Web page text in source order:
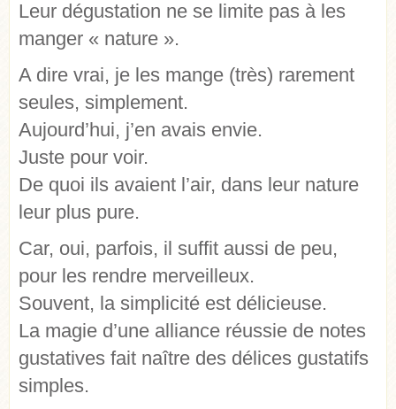
Leur dégustation ne se limite pas à les
manger « nature ».
A dire vrai, je les mange (très) rarement
seules, simplement.
Aujourd’hui, j’en avais envie.
Juste pour voir.
De quoi ils avaient l’air, dans leur nature
leur plus pure.
Car, oui, parfois, il suffit aussi de peu,
pour les rendre merveilleux.
Souvent, la simplicité est délicieuse.
La magie d’une alliance réussie de notes
gustatives fait naître des délices gustatifs
simples.